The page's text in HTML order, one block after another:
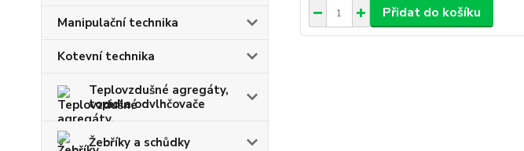
Manipulační technika
Kotevní technika
Teplovzdušné agregáty,
topidla,odvlhčovače
Žebříky a schůdky
Přidat do košíku